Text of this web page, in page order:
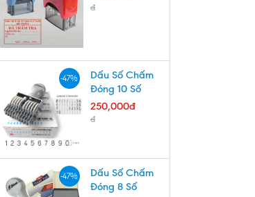
đ
-47%
Dấu Số Chấm
Đóng 10 Số
250,000đ
đ
-47%
Dấu Số Chấm
Đóng 8 Số